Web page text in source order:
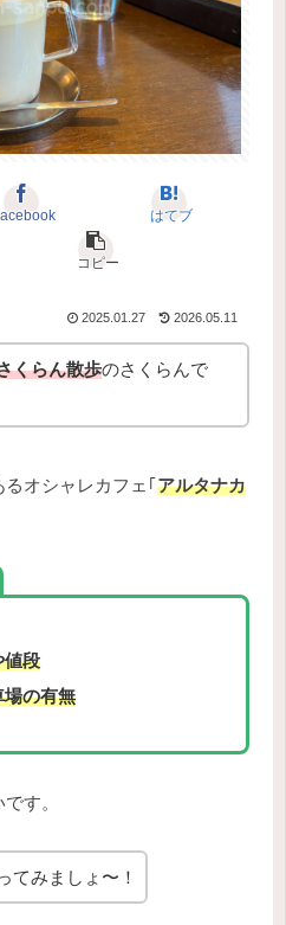
はてブ
コピー
2025.01.27 2026.05.11
くらん散歩のさくらんで
オシャレカフェ｢アルタナカ
値段
場の有無
す。
てみましょ〜！